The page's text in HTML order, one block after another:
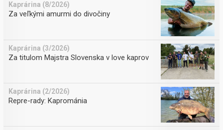
Kaprárina (8/2026)
Za veľkými amurmi do divočiny
Kaprárina (3/2026)
Za titulom Majstra Slovenska v love kaprov
Kaprárina (2/2026)
Repre-rady: Kaprománia